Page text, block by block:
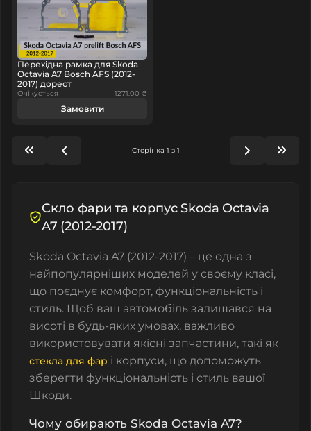
Перехідна рамка для Skoda
Octavia A7 Bosch AFS (2012-
2017) дорест
Очікується 1271.00 ₴
Замовити
Сторінка 1 з 1
Cкло фари та корпус Skoda Octavia
A7 (2012-2017)
Skoda Octavia A7 (2012-2017) – це одна з
найпопулярніших моделей у своєму класі,
що поєднує комфорт, функціональність і
стиль. Щоб ваш автомобіль залишався на
висоті в будь-яких умовах, важливо
використовувати якісні запчастини, такі як
стекла для фар і корпуси, що допоможуть
зберегти функціональність і стиль вашої
Шкоди.
Чому обирають Skoda Octavia A7?